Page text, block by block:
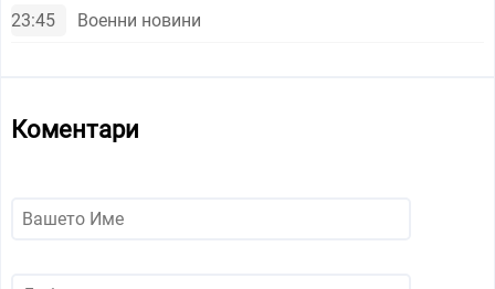
23:45 Военни новини
Коментари